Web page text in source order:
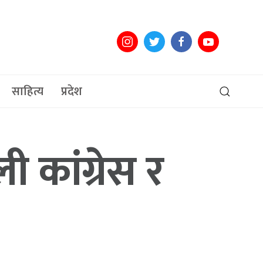
साहित्य प्रदेश
कांग्रेस र